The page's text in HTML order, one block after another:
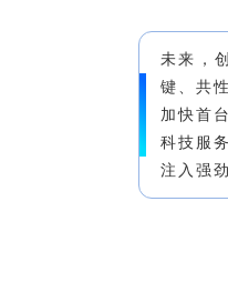
未来，
键、共
加快首
科技服
注入强